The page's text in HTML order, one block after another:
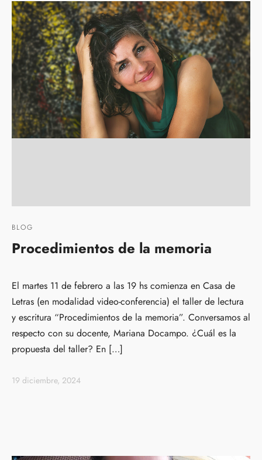
BLOG
Procedimientos de la memoria
El martes 11 de febrero a las 19 hs comienza en Casa de
Letras (en modalidad video-conferencia) el taller de lectura
y escritura “Procedimientos de la memoria”. Conversamos al
respecto con su docente, Mariana Docampo. ¿Cuál es la
propuesta del taller? En […]
19 diciembre, 2024